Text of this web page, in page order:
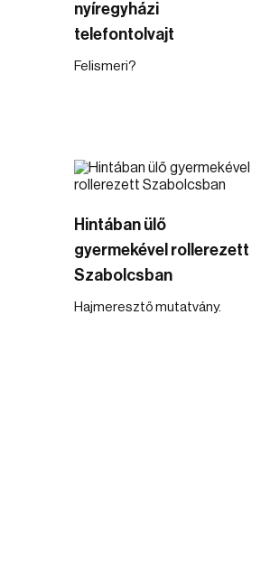
nyíregyházi
telefontolvajt
Felismeri?
Hintában ülő
gyermekével rollerezett
Szabolcsban
Hajmeresztő mutatvány.